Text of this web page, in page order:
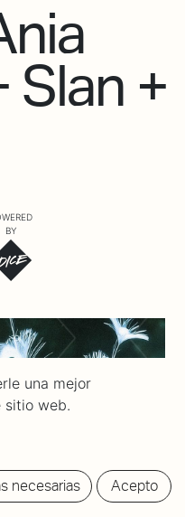
Slan +
BY
una mejor
sitio web.
necesarias Acepto